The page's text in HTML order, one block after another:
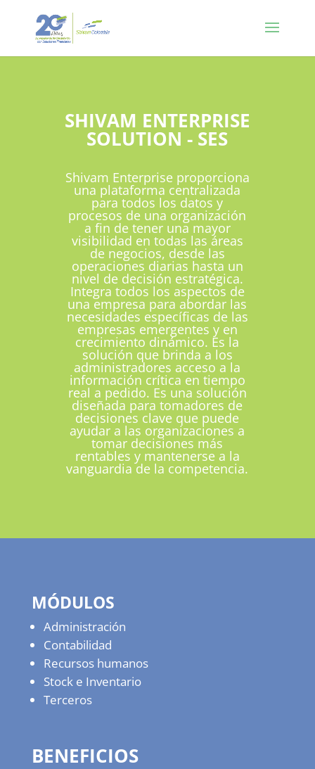
SHIVAM ENTERPRISE
SOLUTION - SES
Shivam Enterprise proporciona
una plataforma centralizada
para todos los datos y
procesos de una organización
a fin de tener una mayor
visibilidad en todas las áreas
de negocios, desde las
operaciones diarias hasta un
nivel de decisión estratégica.
Integra todos los aspectos de
una empresa para abordar las
necesidades específicas de las
empresas emergentes y en
crecimiento dinámico. Es la
solución que brinda a los
administradores acceso a la
información crítica en tiempo
real a pedido. Es una solución
diseñada para tomadores de
decisiones clave que puede
ayudar a las organizaciones a
tomar decisiones más
rentables y mantenerse a la
vanguardia de la competencia.
MÓDULOS
Administración
Contabilidad
Recursos humanos
Stock e Inventario
Terceros
BENEFICIOS